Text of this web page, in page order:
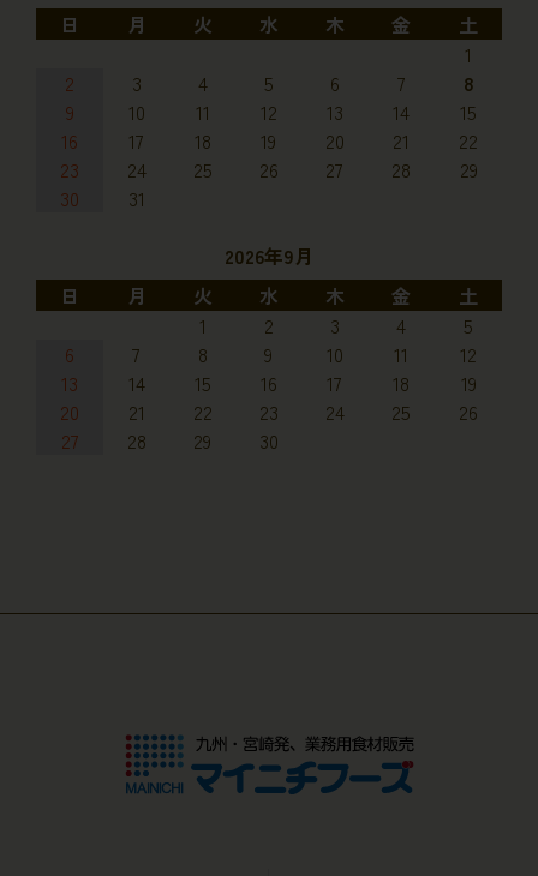
日
月 火 水 木 金
土
1
2
3 4 5 6 7
8
9
10 11 12 13 14
15
16
17 18 19 20 21
22
23
24 25 26 27 28
29
30
31
2026年9月
日
月 火 水 木 金
土
1
2 3 4
5
6
7 8 9 10 11
12
13
14 15 16 17 18
19
20
21 22 23 24 25
26
27
28 29 30